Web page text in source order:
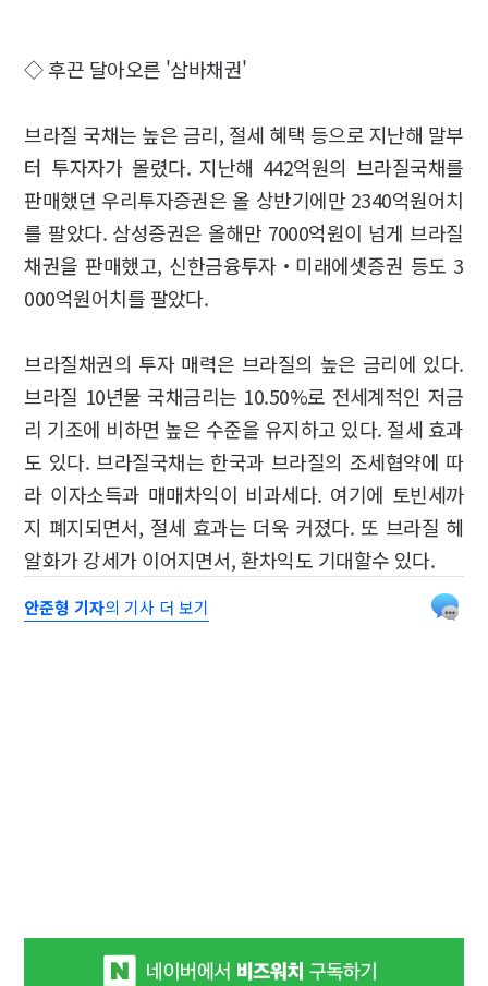
◇ 후끈 달아오른 '삼바채권'
브라질 국채는 높은 금리, 절세 혜택 등으로 지난해 말부
터 투자자가 몰렸다. 지난해 442억원의 브라질국채를
판매했던 우리투자증권은 올 상반기에만 2340억원어치
를 팔았다. 삼성증권은 올해만 7000억원이 넘게 브라질
채권을 판매했고, 신한금융투자‧미래에셋증권 등도 3
000억원어치를 팔았다.
브라질채권의 투자 매력은 브라질의 높은 금리에 있다.
브라질 10년물 국채금리는 10.50%로 전세계적인 저금
리 기조에 비하면 높은 수준을 유지하고 있다. 절세 효과
도 있다. 브라질국채는 한국과 브라질의 조세협약에 따
라 이자소득과 매매차익이 비과세다. 여기에 토빈세까
지 폐지되면서, 절세 효과는 더욱 커졌다. 또 브라질 헤
알화가 강세가 이어지면서, 환차익도 기대할수 있다.
안준형 기자의 기사 더 보기